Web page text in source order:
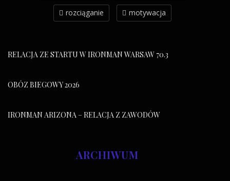
rozciąganie motywacja
RELACJA ZE STARTU W IRONMAN WARSAW 70.3
OBÓZ BIEGOWY 2026
IRONMAN ARIZONA – RELACJA Z ZAWODÓW
ARCHIWUM